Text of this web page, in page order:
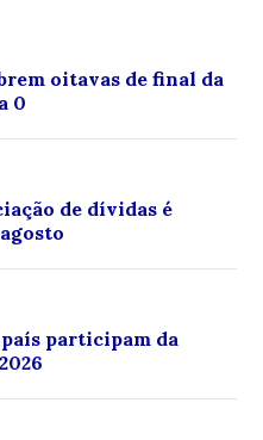
oitavas de final da
0
de dívidas é
participam da